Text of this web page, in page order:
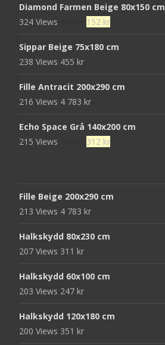
priset
var:
priset
är:
Diamond Farmen Beige 80x150 cm
324 Views
Det
priset
152 krDet
priset
Sippar Beige 75x180 cm
238 Views 455 kr
Fille Antracit 200x290 cm
216 Views 4 783 kr
Echo Space Grå 140x200 cm
215 Views
Det
952 kr.
312 krDet
312 kr.
Fille Beige 200x290 cm
213 Views 4 783 kr
Halkskydd 80x230 cm
207 Views 311 kr
Halkskydd 60x100 cm
203 Views 247 kr
Halkskydd 120x180 cm
200 Views 351 kr